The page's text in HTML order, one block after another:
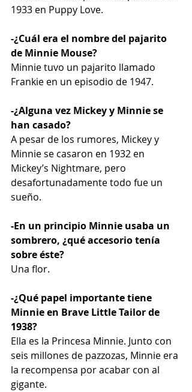
1933 en Puppy Love.
-¿Cuál era el nombre del pajarito
de Minnie Mouse?
Minnie tuvo un pajarito llamado
Frankie en un episodio de 1947.
-¿Alguna vez Mickey y Minnie se
han casado?
A pesar de los rumores, Mickey y
Minnie se casaron en 1932 en
Mickey’s Nightmare, pero
desafortunadamente todo fue un
sueño.
-En un principio Minnie usaba un
sombrero, ¿qué accesorio tenía
sobre éste?
Una flor.
-¿Qué papel importante tiene
Minnie en Brave Little Tailor de
1938?
Ella es la Princesa Minnie. Junto con
seis millones de pazzozas, Minnie era
la recompensa por acabar con al
gigante.